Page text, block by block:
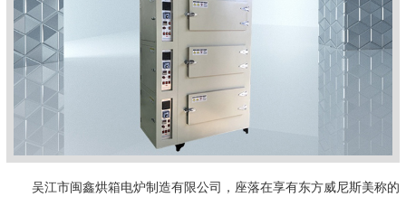
吴江市闽鑫烘箱电炉制造有限公司，座落在享有东方威尼斯美称的